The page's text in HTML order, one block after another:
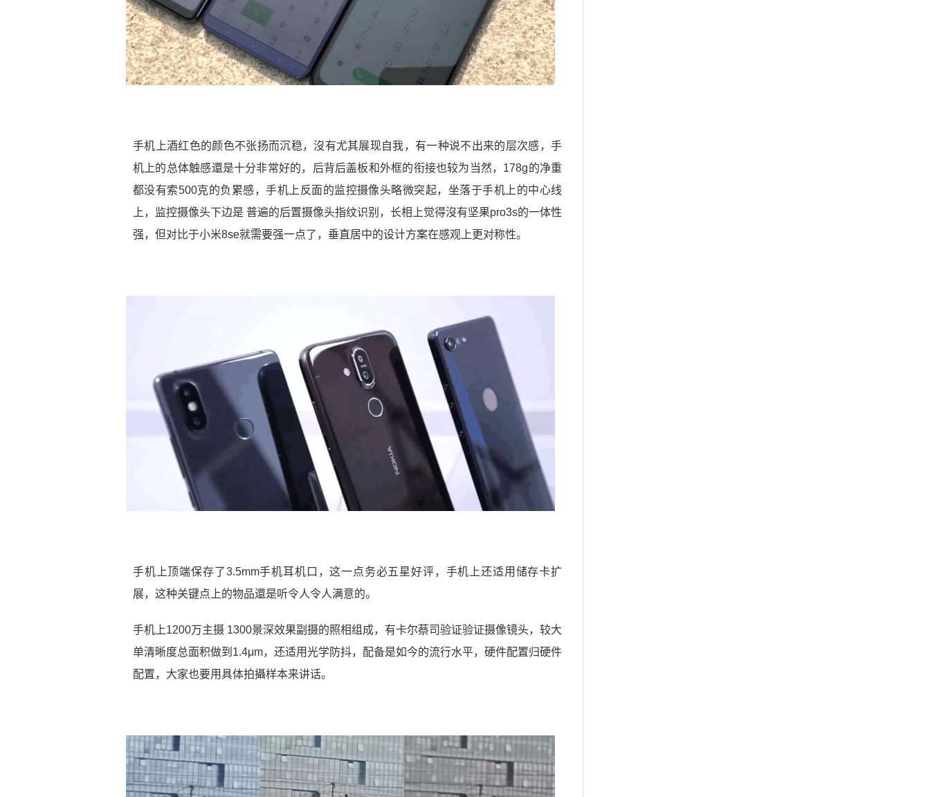
手机上酒红色的颜色不张扬而沉稳，沒有尤其展现自我，有一种说不出来的层次感，手
机上的总体触感還是十分非常好的，后背后盖板和外框的衔接也较为当然，178g的净重
都没有索500克的负累感，手机上反面的监控摄像头略微突起，坐落于手机上的中心线
上，监控摄像头下边是 普遍的后置摄像头指纹识别，长相上觉得沒有坚果pro3s的一体性
强，但对比于小米8se就需要强一点了，垂直居中的设计方案在感观上更对称性。
手机上顶端保存了3.5mm手机耳机口，这一点务必五星好评，手机上还适用储存卡扩
展，这种关键点上的物品還是听令人令人满意的。
手机上1200万主摄 1300景深效果副摄的照相组成，有卡尔蔡司验证验证摄像镜头，较大
单清晰度总面积做到1.4μm，还适用光学防抖，配备是如今的流行水平，硬件配置归硬件
配置，大家也要用具体拍攝样本来讲话。